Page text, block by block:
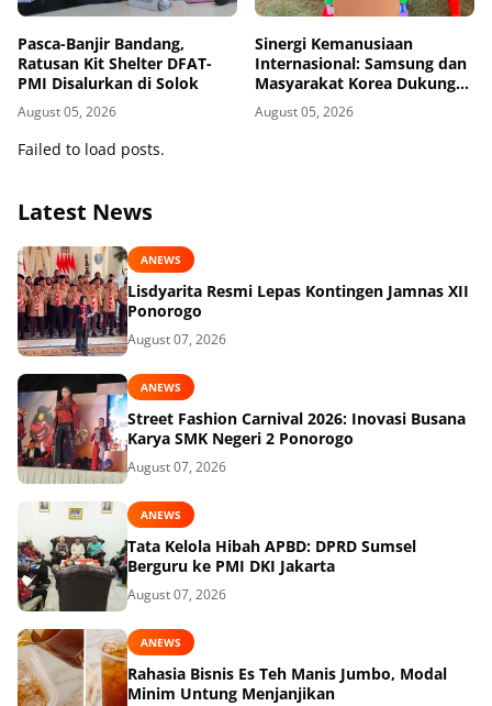
Pasca-Banjir Bandang,
Ratusan Kit Shelter DFAT-
PMI Disalurkan di Solok
August 05, 2026
Sinergi Kemanusiaan
Internasional: Samsung dan
Masyarakat Korea Dukung
Penguatan Gudang Logistik
Darurat PMI
August 05, 2026
Failed to load posts.
Latest News
ANEWS
Lisdyarita Resmi Lepas Kontingen Jamnas XII
Ponorogo
August 07, 2026
ANEWS
Street Fashion Carnival 2026: Inovasi Busana
Karya SMK Negeri 2 Ponorogo
August 07, 2026
ANEWS
Tata Kelola Hibah APBD: DPRD Sumsel
Berguru ke PMI DKI Jakarta
August 07, 2026
ANEWS
Rahasia Bisnis Es Teh Manis Jumbo, Modal
Minim Untung Menjanjikan